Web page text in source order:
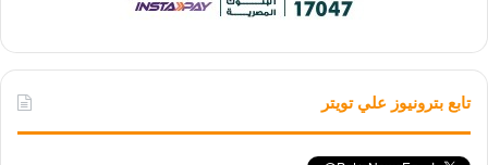
تابع بترونيوز علي تويتر